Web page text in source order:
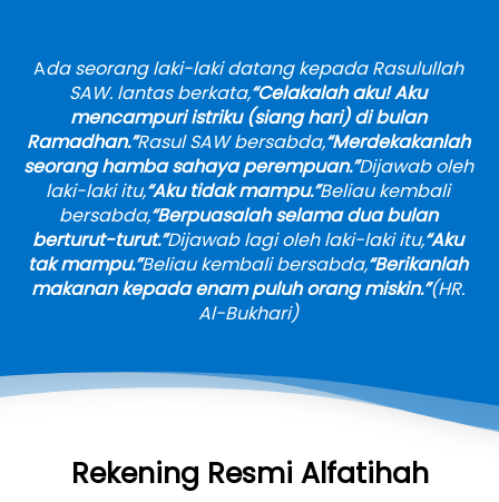
Ada seorang laki-laki datang kepada Rasulullah
SAW. lantas berkata,“Celakalah aku! Aku
mencampuri istriku (siang hari) di bulan
Ramadhan.”Rasul SAW bersabda,“Merdekakanlah
seorang hamba sahaya perempuan.”Dijawab oleh
laki-laki itu,“Aku tidak mampu.”Beliau kembali
bersabda,“Berpuasalah selama dua bulan
berturut-turut.”Dijawab lagi oleh laki-laki itu,“Aku
tak mampu.”Beliau kembali bersabda,“Berikanlah
makanan kepada enam puluh orang miskin.”(HR.
Al-Bukhari)
Rekening Resmi Alfatihah